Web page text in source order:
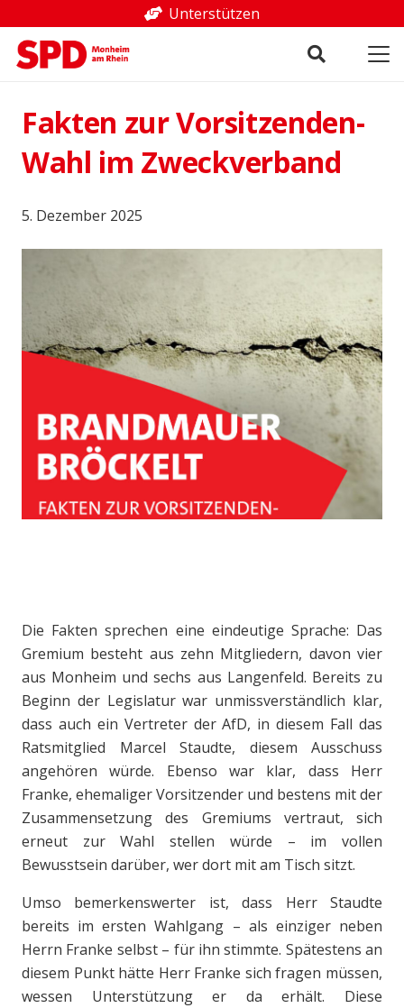
Unterstützen
Fakten zur Vorsitzenden-
Wahl im Zweckverband
5. Dezember 2025
Die Fakten sprechen eine eindeutige Sprache: Das
Gremium besteht aus zehn Mitgliedern, davon vier
aus Monheim und sechs aus Langenfeld. Bereits zu
Beginn der Legislatur war unmissverständlich klar,
dass auch ein Vertreter der AfD, in diesem Fall das
Ratsmitglied Marcel Staudte, diesem Ausschuss
angehören würde. Ebenso war klar, dass Herr
Franke, ehemaliger Vorsitzender und bestens mit der
Zusammensetzung des Gremiums vertraut, sich
erneut zur Wahl stellen würde – im vollen
Bewusstsein darüber, wer dort mit am Tisch sitzt.
Umso bemerkenswerter ist, dass Herr Staudte
bereits im ersten Wahlgang – als einziger neben
Herrn Franke selbst – für ihn stimmte. Spätestens an
diesem Punkt hätte Herr Franke sich fragen müssen,
wessen Unterstützung er da erhält. Diese